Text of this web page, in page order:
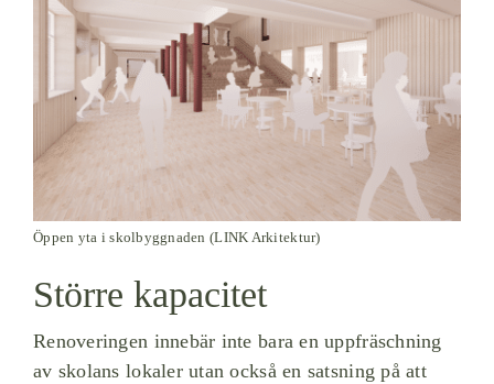
Öppen yta i skolbyggnaden (LINK Arkitektur)
Större kapacitet
Renoveringen innebär inte bara en uppfräschning
av skolans lokaler utan också en satsning på att